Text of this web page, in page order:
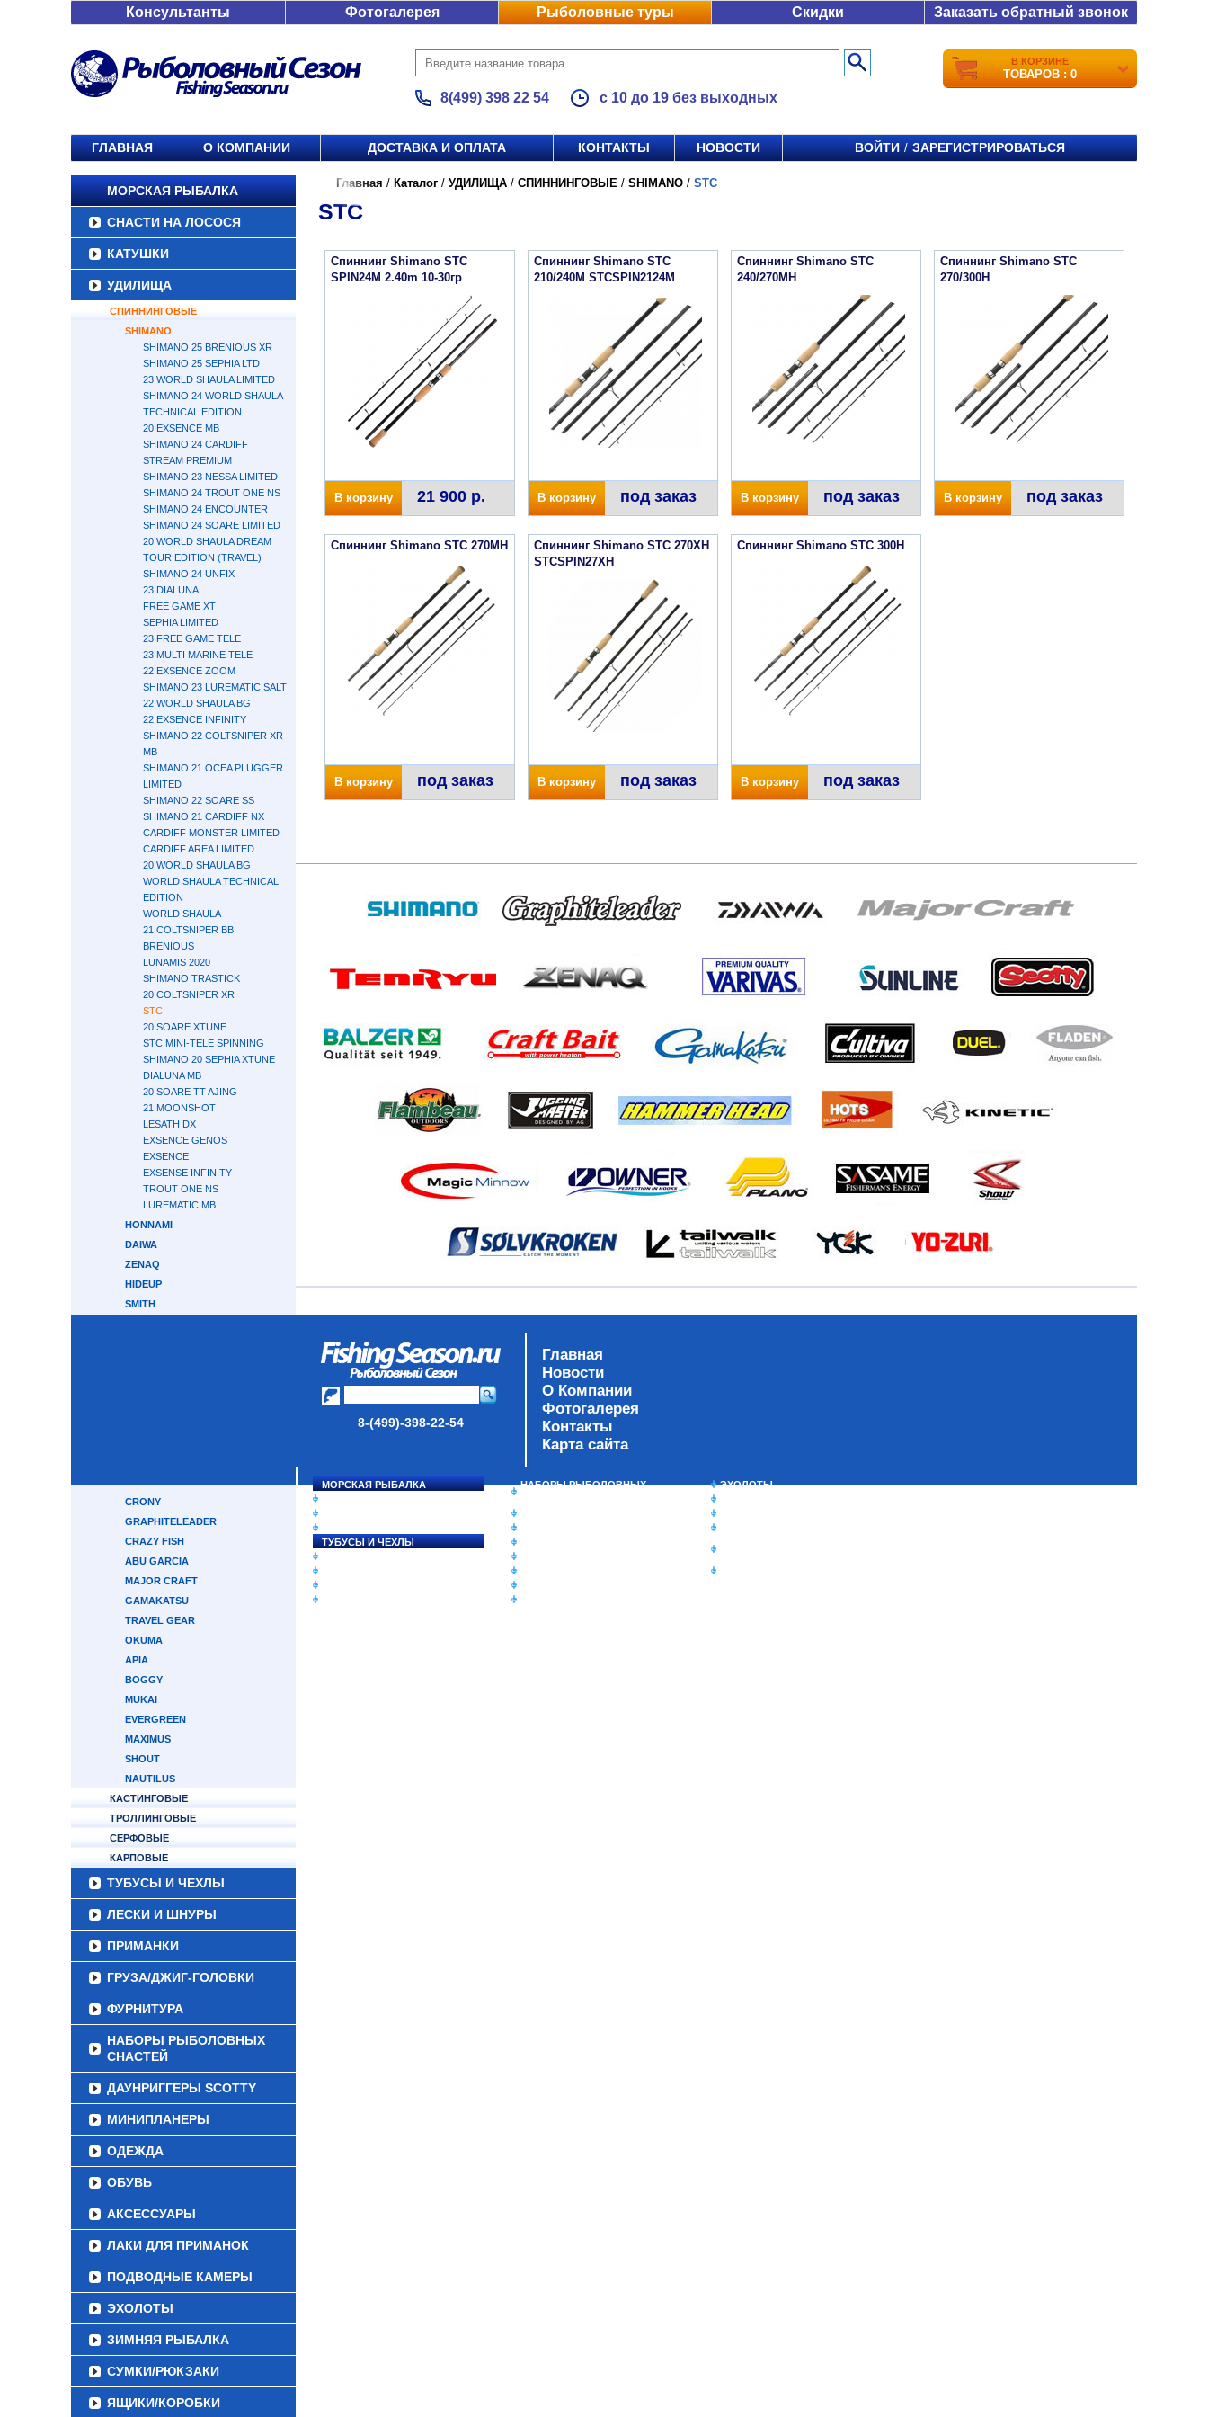
Консультанты Фотогалерея Рыболовные туры Скидки Заказать обратный звонок
8(499) 398 22 54 с 10 до 19 без выходных
В КОРЗИНЕ
ТОВАРОВ : 0
ГЛАВНАЯ О КОМПАНИИ ДОСТАВКА И ОПЛАТА КОНТАКТЫ НОВОСТИ ВОЙТИ / ЗАРЕГИСТРИРОВАТЬСЯ
МОРСКАЯ РЫБАЛКА
СНАСТИ НА ЛОСОСЯ
КАТУШКИ
УДИЛИЩА
СПИННИНГОВЫЕ
SHIMANO
SHIMANO 25 BRENIOUS XR
SHIMANO 25 SEPHIA LTD
23 WORLD SHAULA LIMITED
SHIMANO 24 WORLD SHAULA
TECHNICAL EDITION
20 EXSENCE MB
SHIMANO 24 CARDIFF
STREAM PREMIUM
SHIMANO 23 NESSA LIMITED
SHIMANO 24 TROUT ONE NS
SHIMANO 24 ENCOUNTER
SHIMANO 24 SOARE LIMITED
20 WORLD SHAULA DREAM
TOUR EDITION (TRAVEL)
SHIMANO 24 UNFIX
23 DIALUNA
FREE GAME XT
SEPHIA LIMITED
23 FREE GAME TELE
23 MULTI MARINE TELE
22 EXSENCE ZOOM
SHIMANO 23 LUREMATIC SALT
22 WORLD SHAULA BG
22 EXSENCE INFINITY
SHIMANO 22 COLTSNIPER XR
MB
SHIMANO 21 OCEA PLUGGER
LIMITED
SHIMANO 22 SOARE SS
SHIMANO 21 CARDIFF NX
CARDIFF MONSTER LIMITED
CARDIFF AREA LIMITED
20 WORLD SHAULA BG
WORLD SHAULA TECHNICAL
EDITION
WORLD SHAULA
21 COLTSNIPER BB
BRENIOUS
LUNAMIS 2020
SHIMANO TRASTICK
20 COLTSNIPER XR
STC
20 SOARE XTUNE
STC MINI-TELE SPINNING
SHIMANO 20 SEPHIA XTUNE
DIALUNA MB
20 SOARE TT AJING
21 MOONSHOT
LESATH DX
EXSENCE GENOS
EXSENCE
EXSENSE INFINITY
TROUT ONE NS
LUREMATIC MB
HONNAMI
DAIWA
ZENAQ
HIDEUP
SMITH
CRONY
GRAPHITELEADER
CRAZY FISH
ABU GARCIA
MAJOR CRAFT
GAMAKATSU
TRAVEL GEAR
OKUMA
APIA
BOGGY
MUKAI
EVERGREEN
MAXIMUS
SHOUT
NAUTILUS
КАСТИНГОВЫЕ
ТРОЛЛИНГОВЫЕ
СЕРФОВЫЕ
КАРПОВЫЕ
ТУБУСЫ И ЧЕХЛЫ
ЛЕСКИ И ШНУРЫ
ПРИМАНКИ
ГРУЗА/ДЖИГ-ГОЛОВКИ
ФУРНИТУРА
НАБОРЫ РЫБОЛОВНЫХ
СНАСТЕЙ
ДАУНРИГГЕРЫ SCOTTY
МИНИПЛАНЕРЫ
ОДЕЖДА
ОБУВЬ
АКСЕССУАРЫ
ЛАКИ ДЛЯ ПРИМАНОК
ПОДВОДНЫЕ КАМЕРЫ
ЭХОЛОТЫ
ЗИМНЯЯ РЫБАЛКА
СУМКИ/РЮКЗАКИ
ЯЩИКИ/КОРОБКИ
Главная / Каталог / УДИЛИЩА / СПИННИНГОВЫЕ / SHIMANO / STC
STC
Спиннинг Shimano STC
SPIN24M 2.40m 10-30гр
В корзину 21 900 р.
Спиннинг Shimano STC
210/240M STCSPIN2124M
В корзину под заказ
Спиннинг Shimano STC
240/270MH
В корзину под заказ
Спиннинг Shimano STC
270/300H
В корзину под заказ
Спиннинг Shimano STC 270MH
В корзину под заказ
Спиннинг Shimano STC 270XH
STCSPIN27XH
В корзину под заказ
Спиннинг Shimano STC 300H
В корзину под заказ
8-(499)-398-22-54
Главная
Новости
О Компании
Фотогалерея
Контакты
Карта сайта
МОРСКАЯ РЫБАЛКА
ТУБУСЫ И ЧЕХЛЫ
НАБОРЫ РЫБОЛОВНЫХ
ЭХОЛОТЫ